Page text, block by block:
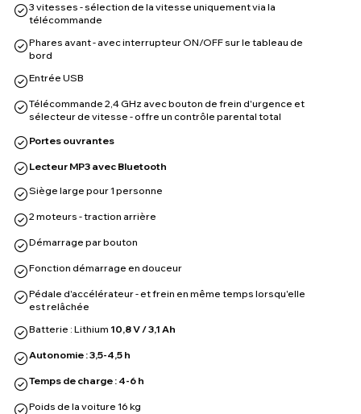
3 vitesses - sélection de la vitesse uniquement via la
télécommande
Phares avant - avec interrupteur ON/OFF sur le tableau de
bord
Entrée USB
Télécommande 2,4 GHz avec bouton de frein d'urgence et
sélecteur de vitesse - offre un contrôle parental total
Portes ouvrantes
Lecteur MP3 avec Bluetooth
Siège large pour 1 personne
2 moteurs - traction arrière
Démarrage par bouton
Fonction démarrage en douceur
Pédale d'accélérateur - et frein en même temps lorsqu'elle
est relâchée
Batterie : Lithium 10,8 V / 3,1 Ah
Autonomie : 3,5-4,5 h
Temps de charge : 4-6 h
Poids de la voiture 16 kg